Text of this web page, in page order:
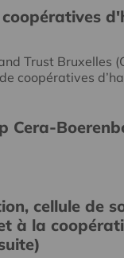
Trust Bruxelles
coopératives
Cera-
cellule de
à la